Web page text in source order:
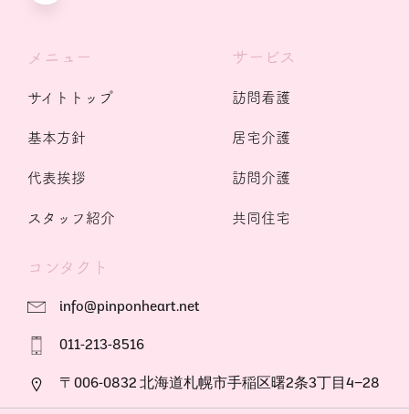
メニュー
サイトトップ
基本方針
代表挨拶
スタッフ紹介
サービス
訪問看護
居宅介護
訪問介護
共同住宅
コンタクト
info@pinponheart.net
011-213-8516
〒006-0832 北海道札幌市手稲区曙2条3丁目4−28